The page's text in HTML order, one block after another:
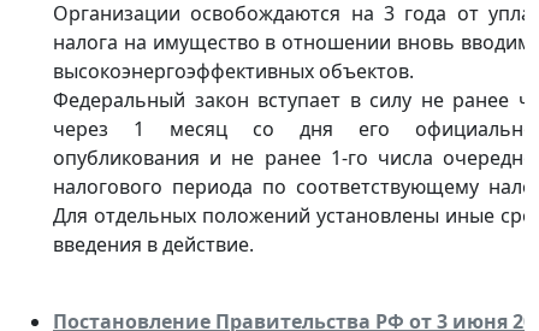
Организации освобождаются на 3 года от
налога на имущество в отношении вновь
высокоэнергоэффективных объектов.
Федеральный закон вступает в силу не ранее
через 1 месяц со дня его
опубликования и не ранее 1-го числа
налогового периода по соответствующему
Для отдельных положений установлены иные
введения в действие.
Постановление Правительства РФ от 3 июня